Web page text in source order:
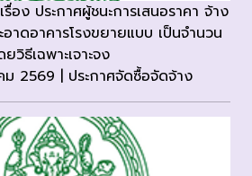
อง ประกาศผู้ชนะการเสนอราคา จ้าง
อาดอาคารโรงขยายแบบ เป็นจำนวน
วิธีเฉพาะเจาะจง
2569 | ประกาศจัดซื้อจัดจ้าง